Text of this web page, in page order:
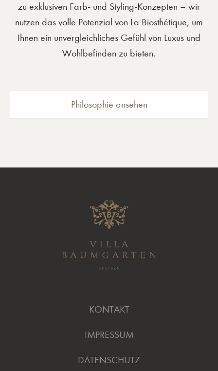
zu exklusiven Farb- und Styling-Konzepten – wir
nutzen das volle Potenzial von La Biosthétique, um
Ihnen ein unvergleichliches Gefühl von Luxus und
Wohlbefinden zu bieten.
Philosophie ansehen
KONTAKT
IMPRESSUM
DATENSCHUTZ